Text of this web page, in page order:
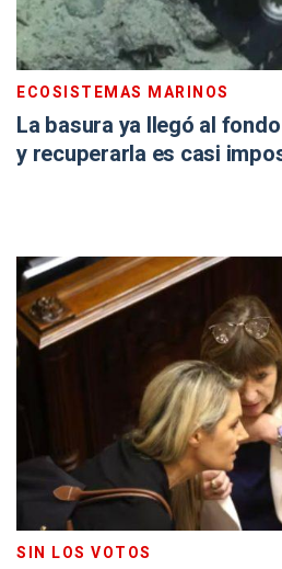
ECOSISTEMAS MARINOS
La basura ya llegó al
y recuperarla es casi
SIN LOS VOTOS